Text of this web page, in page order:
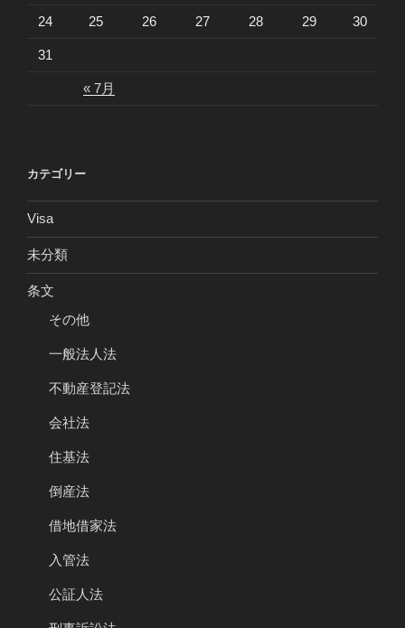
« 7月
24 25 26 27 28 29 30
31
カテゴリー
Visa
未分類
条文
その他
一般法人法
不動産登記法
会社法
住基法
倒産法
借地借家法
入管法
公証人法